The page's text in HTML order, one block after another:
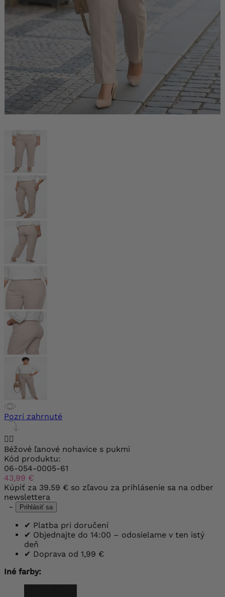
Pozri zahrnuté
 
Béžové ľanové nohavice s pukmi
Kód produktu:
06-054-0005-61
43,99 €
Kúpiť za 39.59 € so zľavou za prihlásenie sa na odber
newslettera
-
Prihlásiť sa
✔ Platba pri doručení
✔ Objednajte do 14:00 – odosielame v ten istý
deň
✔ Doprava od 1,99 €
Iné farby: